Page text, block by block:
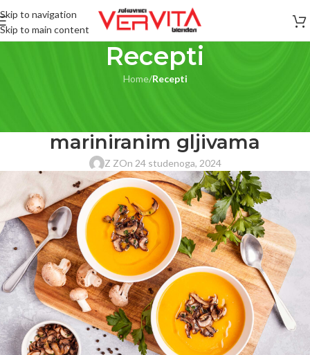
Skip to navigation
Skip to main content
Recepti
Home/Recepti
mariniranim gljivama
Z ZOn 24 studenoga, 2024